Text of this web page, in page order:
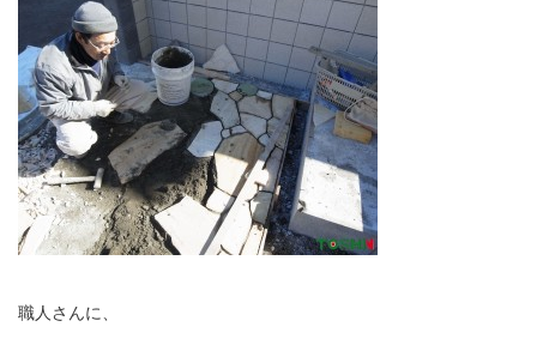
職人さんに、